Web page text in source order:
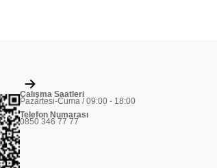
Çalışma Saatleri
Pazartesi-Cuma / 09:00 - 18:00
Telefon Numarası
0850 346 77 77